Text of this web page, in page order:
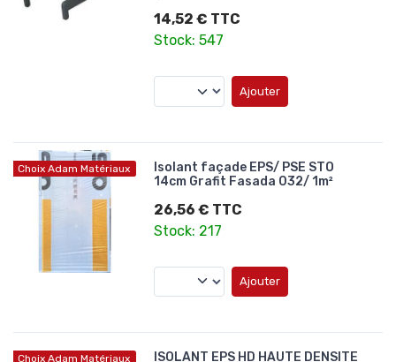
14,52 € TTC
Stock: 547
Ajouter
Choix Adam Matériaux
Isolant façade EPS/ PSE STO
14cm Grafit Fasada 032/ 1m²
26,56 € TTC
Stock: 217
Ajouter
Choix Adam Matériaux
ISOLANT EPS HD HAUTE DENSITE